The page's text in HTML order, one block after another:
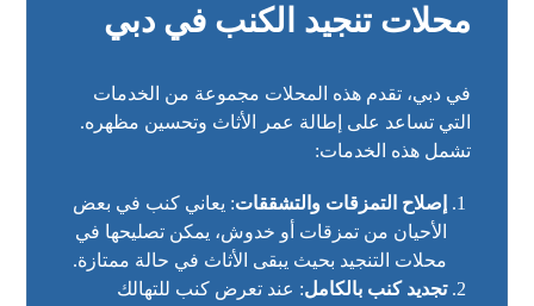
محلات تنجيد الكنب في دبي
في دبي، تقدم هذه المحلات مجموعة من الخدمات
التي تساعد على إطالة عمر الأثاث وتحسين مظهره.
تشمل هذه الخدمات:
إصلاح التمزقات والتشققات: يعاني كنب في بعض
الأحيان من تمزقات أو خدوش، يمكن تصليحها في
محلات التنجيد بحيث يبقى الأثاث في حالة ممتازة.
تجديد كنب بالكامل: عند تعرض كنب للتهالك